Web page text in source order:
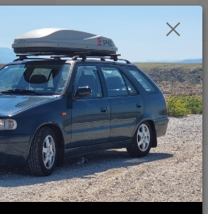
Menu
Hledat
0,00 Kč
Škoda Yeti Yeti 1.4 TSI